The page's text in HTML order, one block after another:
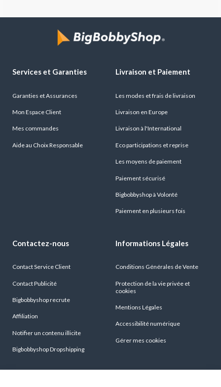
Services et Garanties
Garanties et Assurances
Mon Espace Client
Mes commandes
Aide au Choix Responsable
Livraison et Paiement
Les modes et frais de livraison
Livraison en Europe
Livraison à l'International
Eco participations et reprise
Les moyens de paiement
Paiement sécurisé
Bigbobbyshop à Volonté
Paiement en plusieurs fois
Contactez-nous
Contact Service Client
Contact Publicité
Bigbobbyshop recrute
Affiliation
Notifier un contenu illicite
Bigbobbyshop Dropshipping
Informations Légales
Conditions Générales de Vente
Protection de la vie privée et
cookies
Mentions Légales
Accessibilité numérique
Gérer mes cookies